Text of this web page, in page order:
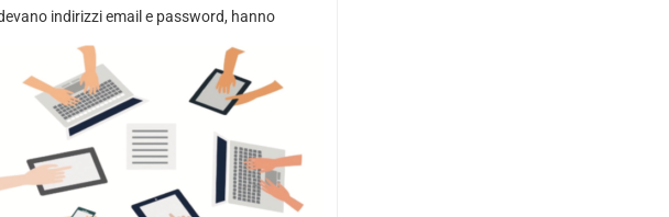
indirizzi email e password, hanno